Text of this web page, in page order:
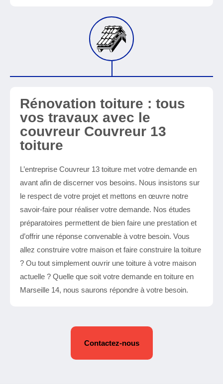
Rénovation toiture : tous
vos travaux avec le
couvreur Couvreur 13
toiture
L’entreprise Couvreur 13 toiture met votre demande en
avant afin de discerner vos besoins. Nous insistons sur
le respect de votre projet et mettons en œuvre notre
savoir-faire pour réaliser votre demande. Nos études
préparatoires permettent de bien faire une prestation et
d’offrir une réponse convenable à votre besoin. Vous
allez construire votre maison et faire construire la toiture
? Ou tout simplement ouvrir une toiture à votre maison
actuelle ? Quelle que soit votre demande en toiture en
Marseille 14, nous saurons répondre à votre besoin.
Contactez-nous